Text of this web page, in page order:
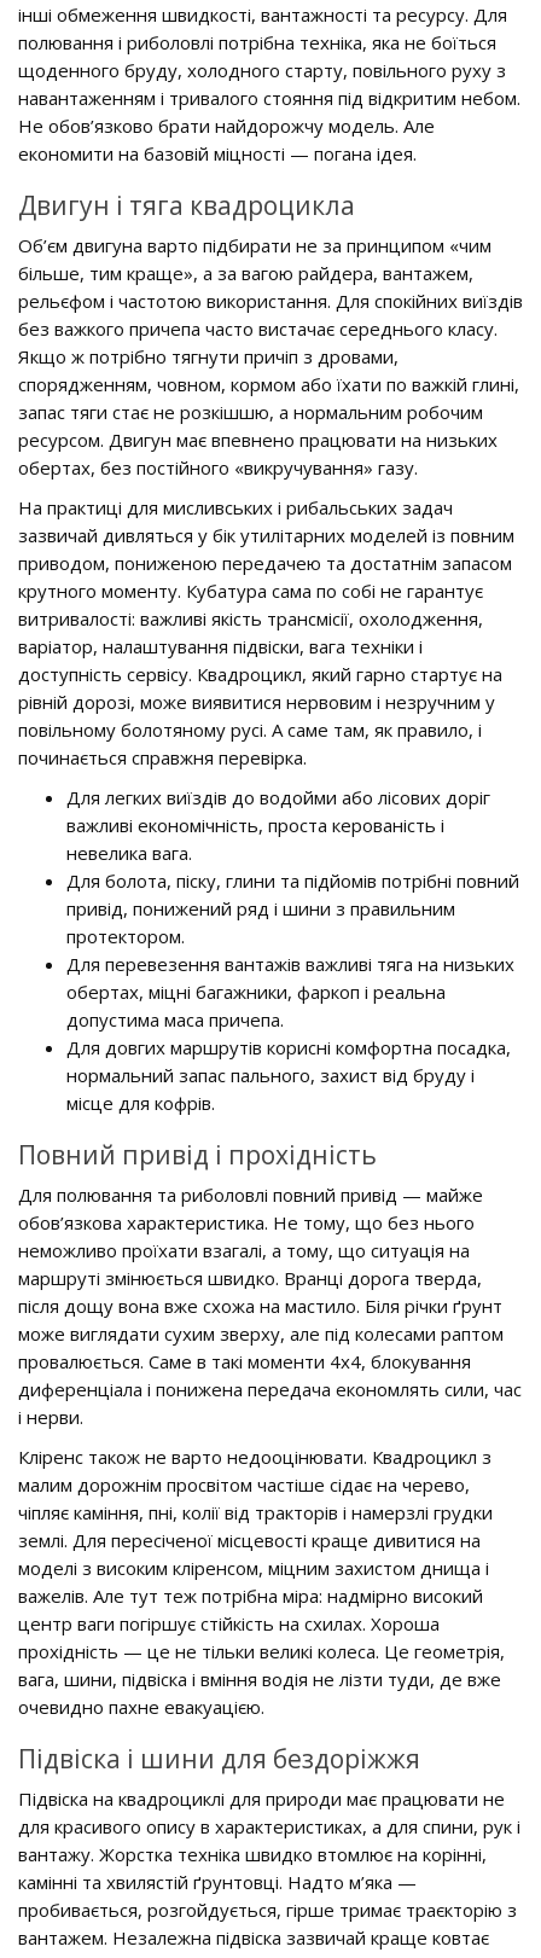
інші обмеження швидкості, вантажності та ресурсу. Для
полювання і риболовлі потрібна техніка, яка не боїться
щоденного бруду, холодного старту, повільного руху з
навантаженням і тривалого стояння під відкритим небом.
Не обов’язково брати найдорожчу модель. Але
економити на базовій міцності — погана ідея.
Двигун і тяга квадроцикла
Об’єм двигуна варто підбирати не за принципом «чим
більше, тим краще», а за вагою райдера, вантажем,
рельєфом і частотою використання. Для спокійних виїздів
без важкого причепа часто вистачає середнього класу.
Якщо ж потрібно тягнути причіп з дровами,
спорядженням, човном, кормом або їхати по важкій глині,
запас тяги стає не розкішшю, а нормальним робочим
ресурсом. Двигун має впевнено працювати на низьких
обертах, без постійного «викручування» газу.
На практиці для мисливських і рибальських задач
зазвичай дивляться у бік утилітарних моделей із повним
приводом, пониженою передачею та достатнім запасом
крутного моменту. Кубатура сама по собі не гарантує
витривалості: важливі якість трансмісії, охолодження,
варіатор, налаштування підвіски, вага техніки і
доступність сервісу. Квадроцикл, який гарно стартує на
рівній дорозі, може виявитися нервовим і незручним у
повільному болотяному русі. А саме там, як правило, і
починається справжня перевірка.
Для легких виїздів до водойми або лісових доріг
важливі економічність, проста керованість і
невелика вага.
Для болота, піску, глини та підйомів потрібні повний
привід, понижений ряд і шини з правильним
протектором.
Для перевезення вантажів важливі тяга на низьких
обертах, міцні багажники, фаркоп і реальна
допустима маса причепа.
Для довгих маршрутів корисні комфортна посадка,
нормальний запас пального, захист від бруду і
місце для кофрів.
Повний привід і прохідність
Для полювання та риболовлі повний привід — майже
обов’язкова характеристика. Не тому, що без нього
неможливо проїхати взагалі, а тому, що ситуація на
маршруті змінюється швидко. Вранці дорога тверда,
після дощу вона вже схожа на мастило. Біля річки ґрунт
може виглядати сухим зверху, але під колесами раптом
провалюється. Саме в такі моменти 4x4, блокування
диференціала і понижена передача економлять сили, час
і нерви.
Кліренс також не варто недооцінювати. Квадроцикл з
малим дорожнім просвітом частіше сідає на черево,
чіпляє каміння, пні, колії від тракторів і намерзлі грудки
землі. Для пересіченої місцевості краще дивитися на
моделі з високим кліренсом, міцним захистом днища і
важелів. Але тут теж потрібна міра: надмірно високий
центр ваги погіршує стійкість на схилах. Хороша
прохідність — це не тільки великі колеса. Це геометрія,
вага, шини, підвіска і вміння водія не лізти туди, де вже
очевидно пахне евакуацією.
Підвіска і шини для бездоріжжя
Підвіска на квадроциклі для природи має працювати не
для красивого опису в характеристиках, а для спини, рук і
вантажу. Жорстка техніка швидко втомлює на корінні,
камінні та хвилястій ґрунтовці. Надто м’яка —
пробивається, розгойдується, гірше тримає траєкторію з
вантажем. Незалежна підвіска зазвичай краще ковтає